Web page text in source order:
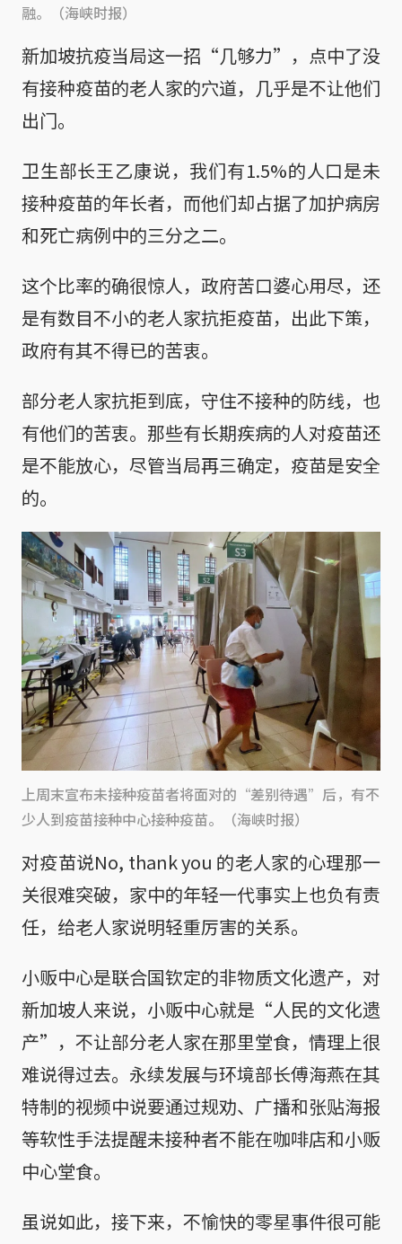
融。（海峡时报）
新加坡抗疫当局这一招“几够力”，点中了没
有接种疫苗的老人家的穴道，几乎是不让他们
出门。
卫生部长王乙康说，我们有1.5%的人口是未
接种疫苗的年长者，而他们却占据了加护病房
和死亡病例中的三分之二。
这个比率的确很惊人，政府苦口婆心用尽，还
是有数目不小的老人家抗拒疫苗，出此下策，
政府有其不得已的苦衷。
部分老人家抗拒到底，守住不接种的防线，也
有他们的苦衷。那些有长期疾病的人对疫苗还
是不能放心，尽管当局再三确定，疫苗是安全
的。
上周末宣布未接种疫苗者将面对的“差别待遇”后，有不
少人到疫苗接种中心接种疫苗。（海峡时报）
对疫苗说No, thank you 的老人家的心理那一
关很难突破，家中的年轻一代事实上也负有责
任，给老人家说明轻重厉害的关系。
小贩中心是联合国钦定的非物质文化遗产，对
新加坡人来说，小贩中心就是“人民的文化遗
产”，不让部分老人家在那里堂食，情理上很
难说得过去。永续发展与环境部长傅海燕在其
特制的视频中说要通过规劝、广播和张贴海报
等软性手法提醒未接种者不能在咖啡店和小贩
中心堂食。
虽说如此，接下来，不愉快的零星事件很可能